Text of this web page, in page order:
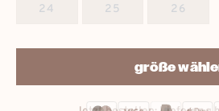
24 25 26
größe